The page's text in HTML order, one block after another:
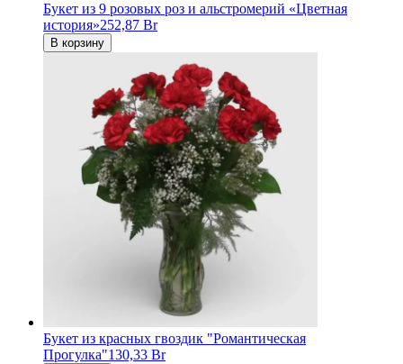
Букет из 9 розовых роз и альстромерий «Цветная
история»252,87 Br
В корзину
Букет из красных гвоздик "Романтическая
Прогулка"130,33 Br